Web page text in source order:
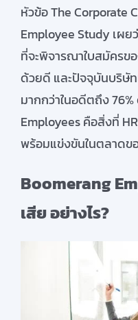
หัวข้อ The Corporate
Employee Study เผย
ที่จะพิจารณาใบสมัคร
ด้วยดี และปัจจุบันบริษั
มากกว่าในอดีตถึง
Employees คือสิ่งที่
พร้อมแข่งขันในตลาดข
Boomerang
เสีย อย่างไร?